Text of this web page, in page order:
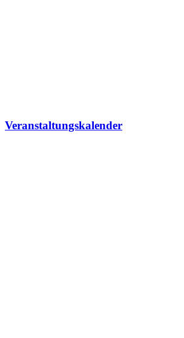
Veranstaltungskalender